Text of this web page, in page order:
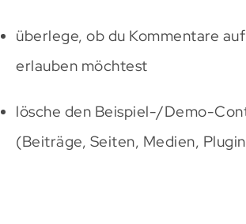
überlege, ob du Kommentare
erlauben möchtest
lösche den Beispiel-/Demo-
(Beiträge, Seiten, Medien,